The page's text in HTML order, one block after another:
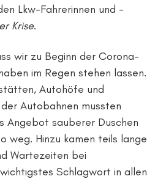
Lkw-Fahrerinnen und -
Krise.
wir zu Beginn der Corona-
im Regen stehen lassen.
Autohöfe und
Autobahnen mussten
Angebot sauberer Duschen
weg. Hinzu kamen teils lange
Wartezeiten bei
Schlagwort in allen